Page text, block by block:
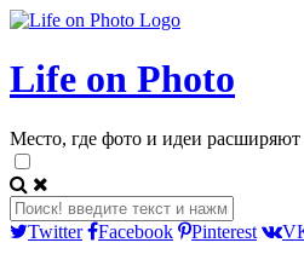
Life on Photo
Место, где фото и идеи
Twitter Facebook Pinterest